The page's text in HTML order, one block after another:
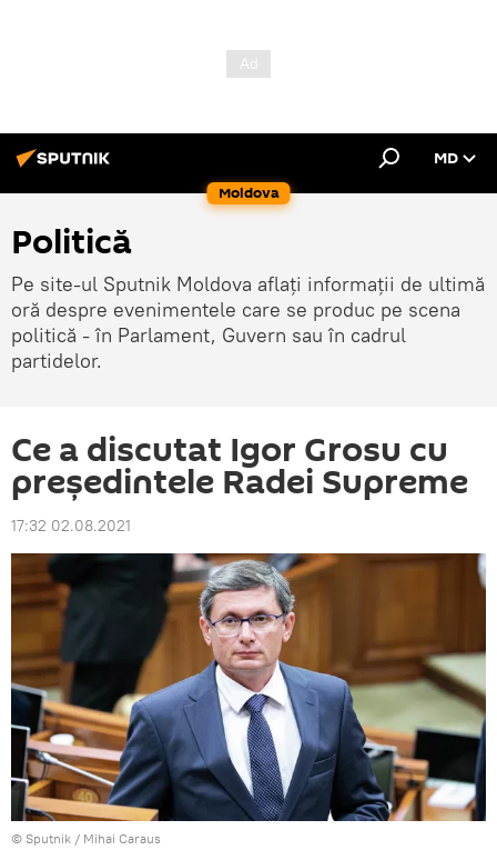
Moldova
MD
Politică
Pe site-ul Sputnik Moldova aflați informații de ultimă
oră despre evenimentele care se produc pe scena
politică - în Parlament, Guvern sau în cadrul
partidelor.
Ce a discutat Igor Grosu cu
președintele Radei Supreme
17:32 02.08.2021
© Sputnik / Mihai Caraus